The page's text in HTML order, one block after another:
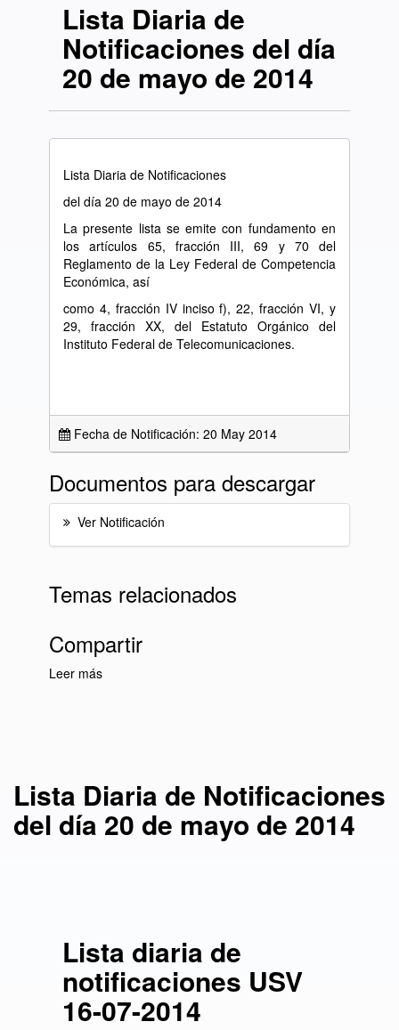
Lista Diaria de
Notificaciones del día
20 de mayo de 2014
Lista Diaria de Notificaciones
del día 20 de mayo de 2014
La presente lista se emite con fundamento en
los artículos 65, fracción III, 69 y 70 del
Reglamento de la Ley Federal de Competencia
Económica, así
como 4, fracción IV inciso f), 22, fracción VI, y
29, fracción XX, del Estatuto Orgánico del
Instituto Federal de Telecomunicaciones.
Fecha de Notificación: 20 May 2014
Documentos para descargar
Ver Notificación
Temas relacionados
Compartir
Leer más
Lista Diaria de Notificaciones
del día 20 de mayo de 2014
Lista diaria de
notificaciones USV
16-07-2014